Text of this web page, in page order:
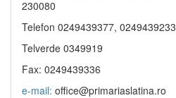
230080
Telefon 0249439377, 0249439233
Telverde 0349919
Fax: 0249439336
e-mail: office@primariaslatina.ro